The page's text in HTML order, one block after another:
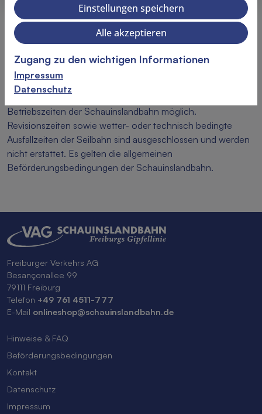
In den Warenkorb legen
Weitere Informationen
nicht übertragbar, gültig 1 Jahr ab Ausstellungsdatum für eine
Berg- und Talfahrt pro Tag. Die Nutzung ist nur innerhalb der
Betriebszeiten der Schauinslandbahn möglich.
Revisionszeiten sowie wetter- oder technisch bedingte
Ausfallzeiten der Seilbahn sind ausgeschlossen und werden
nicht erstattet. Es gelten die allgemeinen
Beförderungsbedingungen der Schauinslandbahn.
Freiburger Verkehrs AG
Besançonallee 99
79111 Freiburg
Telefon +49 761 4511-777
E-Mail onlineshop@schauinslandbahn.de
Hinweise & FAQ
Beförderungsbedingungen
Kontakt
Datenschutz
Impressum
Einstellungen speichern
Alle akzeptieren
Zugang zu den wichtigen Informationen
Impressum
Datenschutz